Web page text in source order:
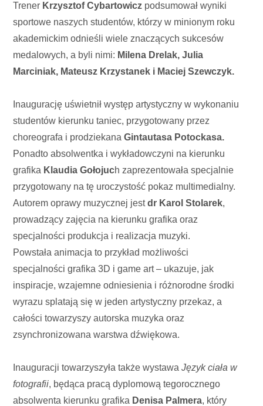
Trener Krzysztof Cybartowicz podsumował wyniki
sportowe naszych studentów, którzy w minionym roku
akademickim odnieśli wiele znaczących sukcesów
medalowych, a byli nimi: Milena Drelak, Julia
Marciniak, Mateusz Krzystanek i Maciej Szewczyk.
Inaugurację uświetnił występ artystyczny w wykonaniu
studentów kierunku taniec, przygotowany przez
choreografa i prodziekanaGintautasa Potockasa.
Ponadto absolwentka i wykładowczyni na kierunku
grafika Klaudia Gołojuch zaprezentowała specjalnie
przygotowany na tę uroczystość pokaz multimedialny.
Autorem oprawy muzycznej jestdr Karol Stolarek,
prowadzący zajęcia na kierunku grafika oraz
specjalności produkcja i realizacja muzyki.
Powstała animacja to przykład możliwości
specjalności grafika 3D i game art – ukazuje, jak
inspiracje, wzajemne odniesienia i różnorodne środki
wyrazu splatają się w jeden artystyczny przekaz, a
całości towarzyszy autorska muzyka oraz
zsynchronizowana warstwa dźwiękowa.
Inauguracji towarzyszyła także wystawaJęzyk ciała w
fotografii, będąca pracą dyplomową tegorocznego
absolwenta kierunku grafika Denisa Palmera, który